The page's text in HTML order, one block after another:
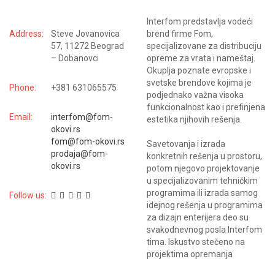
Address:
Steve Jovanovica
57, 11272 Beograd
– Dobanovci
Phone: +381 631065575
Email:
interfom@fom-
okovi.rs
fom@fom-okovi.rs
prodaja@fom-
okovi.rs
Follow us:
Interfom predstavlja vodeći
brend firme Fom,
specijalizovane za distribuciju
opreme za vrata i nameštaj.
Okuplja poznate evropske i
svetske brendove kojima je
podjednako važna visoka
funkcionalnost kao i prefinjena
estetika njihovih rešenja.
Savetovanja i izrada
konkretnih rešenja u prostoru,
potom njegovo projektovanje
u specijalizovanim tehničkim
programima ili izrada samog
idejnog rešenja u programima
za dizajn enterijera deo su
svakodnevnog posla Interfom
tima. Iskustvo stečeno na
projektima opremanja